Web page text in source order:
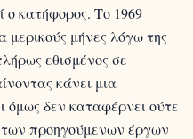
ο κατήφορος. Το 1969
μερικούς μήνες λόγω της
εθισμένος σε
κάνει μια
δεν καταφέρνει ούτε
των προηγούμενων έργων